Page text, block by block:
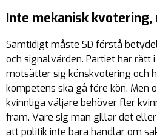
Inte mekanisk
Samtidigt måste SD förstå
och signalvärden. Partiet har rätt
motsätter sig könskvotering och
kompetens ska gå före kön. Men
kvinnliga väljare behöver fler
fram. Vare sig man gillar det
att politik inte bara handlar om